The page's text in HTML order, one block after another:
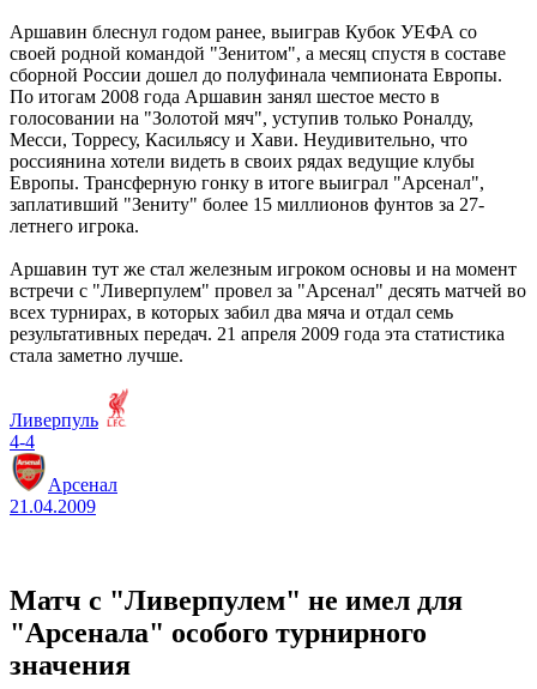
Аршавин блеснул годом ранее, выиграв Кубок УЕФА со
своей родной командой "Зенитом", а месяц спустя в составе
сборной России дошел до полуфинала чемпионата Европы.
По итогам 2008 года Аршавин занял шестое место в
голосовании на "Золотой мяч", уступив только Роналду,
Месси, Торресу, Касильясу и Хави. Неудивительно, что
россиянина хотели видеть в своих рядах ведущие клубы
Европы. Трансферную гонку в итоге выиграл "Арсенал",
заплативший "Зениту" более 15 миллионов фунтов за 27-
летнего игрока.
Аршавин тут же стал железным игроком основы и на момент
встречи с "Ливерпулем" провел за "Арсенал" десять матчей во
всех турнирах, в которых забил два мяча и отдал семь
результативных передач. 21 апреля 2009 года эта статистика
стала заметно лучше.
Ливерпуль
4-4
Арсенал
21.04.2009
Матч с "Ливерпулем" не имел для
"Арсенала" особого турнирного
значения